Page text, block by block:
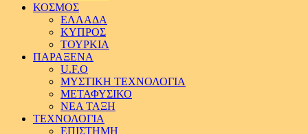
ΚΟΣΜΟΣ
ΕΛΛΑΔΑ
ΚΥΠΡΟΣ
ΤΟΥΡΚΙΑ
ΠΑΡΑΞΕΝΑ
U.F.O
ΜΥΣΤΙΚΗ ΤΕΧΝΟΛΟΓΙΑ
ΜΕΤΑΦΥΣΙΚΟ
ΝΕΑ ΤΑΞΗ
ΤΕΧΝΟΛΟΓΙΑ
ΕΠΙΣΤΗΜΗ